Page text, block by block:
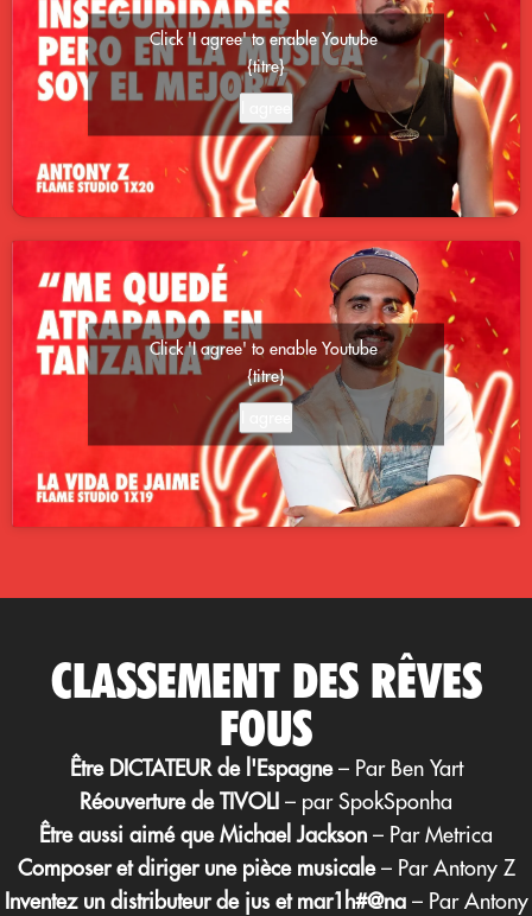
Click 'I agree' to enable Youtube
{titre}
Click 'I agree' to enable Youtube
{titre}
CLASSEMENT DES RÊVES
FOUS
Être DICTATEUR de l'Espagne– Par Ben Yart
Réouverture de TIVOLI – par SpokSponha
Être aussi aimé que Michael Jackson – Par Metrica
Composer et diriger une pièce musicale– Par Antony Z
Inventez un distributeur de jus et mar1h#@na– Par Antony